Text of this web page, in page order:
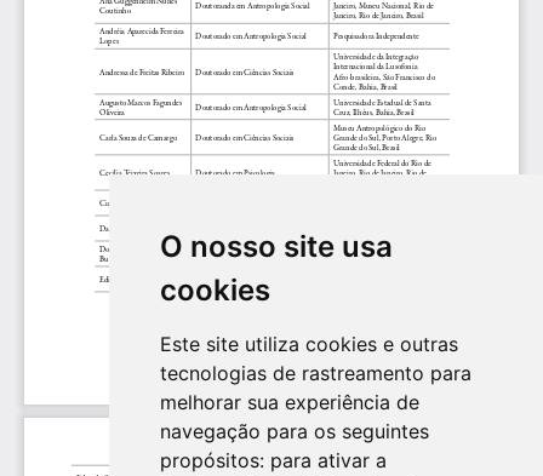
O nosso site usa
cookies
Este site utiliza cookies e outras
tecnologias de rastreamento para
melhorar sua experiência de
navegação para os seguintes
propósitos: para ativar a